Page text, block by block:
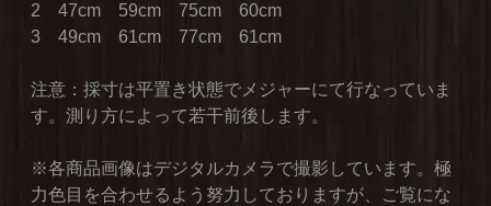
2 47cm 59cm 75cm 60cm
3 49cm 61cm 77cm 61cm
注意：採寸は平置き状態でメジャーにて行なっていま
す。測り方によって若干前後します。
※各商品画像はデジタルカメラで撮影しています。極
力色目を合わせるよう努力しておりますが、ご覧にな